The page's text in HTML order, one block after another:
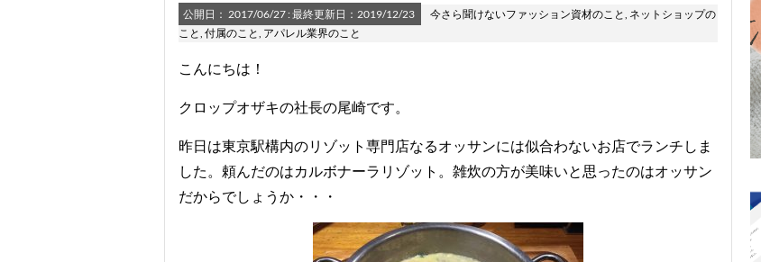
公開日： 2017/06/27 : 最終更新日：2019/12/23 今さら聞けないファッション資材のこと, ネットショップの
こと, 付属のこと, アパレル業界のこと
こんにちは！
クロップオザキの社長の尾崎です。
昨日は東京駅構内のリゾット専門店なるオッサンには似合わないお店でランチしま
した。頼んだのはカルボナーラリゾット。雑炊の方が美味いと思ったのはオッサン
だからでしょうか・・・